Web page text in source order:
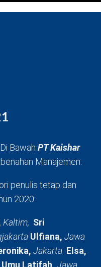
Di Bawah PT Kaishar
Manajemen.
penulis tetap dan
2020:
Kaltim, Sri
Ulfiana, Jawa
Jakarta Elsa,
Umu Latifah, Jawa